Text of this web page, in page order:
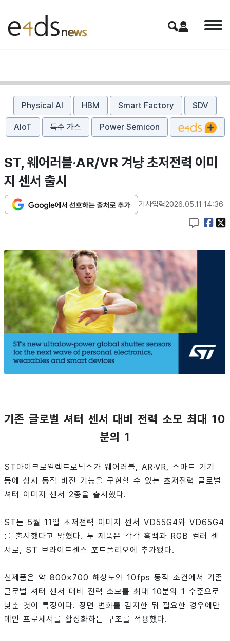
Physical AI HBM Smart Factory SDV
AIoT 특수 가스 Power Semicon
ST, 웨어러블·AR/VR 겨냥 초저전력 이미
지 센서 출시
기사입력2026.05.11 14:36
기존 글로벌 셔터 센서 대비 전력 소모 최대 10
분의 1
ST마이크로일렉트로닉스가 웨어러블, AR·VR, 스마트 기기
등에 상시 동작 비전 기능을 구현할 수 있는 초저전력 글로벌
셔터 이미지 센서 2종을 출시했다.
ST는 5월 11일 초저전력 이미지 센서 VD55G4와 VD65G4
를 출시했다고 밝혔다. 두 제품은 각각 흑백과 RGB 컬러 센
서로, ST 브라이트센스 포트폴리오에 추가됐다.
신제품은 약 800×700 해상도와 10fps 동작 조건에서 기존
글로벌 셔터 센서 대비 전력 소모를 최대 10분의 1 수준으로
낮춘 것이 특징이다. 장면 변화를 감지한 뒤 필요한 경우에만
메인 프로세서를 활성화하는 구조를 적용했다.